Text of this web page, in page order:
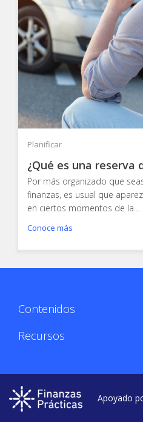
Planificar
¿Qué es una reserva
Por más organizado que
finanzas, es usual que
en ciertos momentos de la…
Conoce más
Contenidos
Recursos
Apoyado